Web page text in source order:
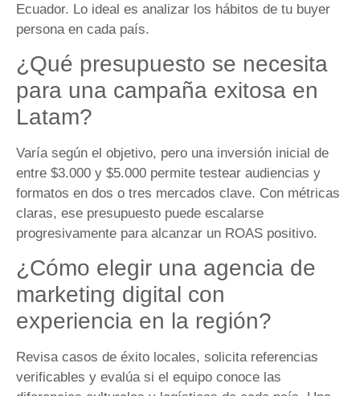
Ecuador. Lo ideal es analizar los hábitos de tu buyer
persona en cada país.
¿Qué presupuesto se necesita
para una campaña exitosa en
Latam?
Varía según el objetivo, pero una inversión inicial de
entre $3.000 y $5.000 permite testear audiencias y
formatos en dos o tres mercados clave. Con métricas
claras, ese presupuesto puede escalarse
progresivamente para alcanzar un ROAS positivo.
¿Cómo elegir una agencia de
marketing digital con
experiencia en la región?
Revisa casos de éxito locales, solicita referencias
verificables y evalúa si el equipo conoce las